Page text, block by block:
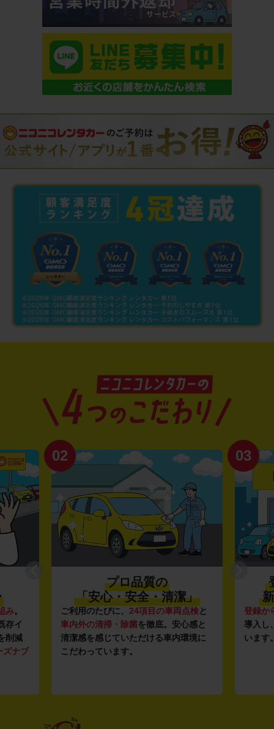
み。
存イ
削減
ズナブ
02
プロ品質の
「安心・安全・清潔」
ご利用のたびに、 24項目の車両点検と
車内外の清掃・除菌を徹底。安心感と
清潔感を感じていただける車内環境に
こだわっています。
03
登録か
導入し
います